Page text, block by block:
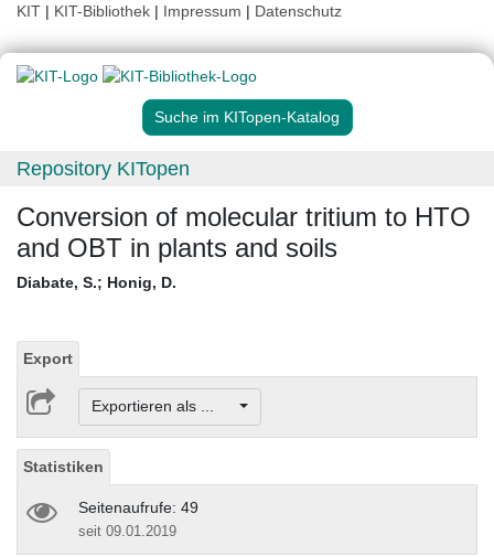
KIT | KIT-Bibliothek | Impressum | Datenschutz
Suche im KITopen-Katalog
Repository KITopen
Conversion of molecular tritium to HTO
and OBT in plants and soils
Diabate, S.; Honig, D.
Export
Exportieren als ...
Statistiken
Seitenaufrufe: 49
seit 09.01.2019